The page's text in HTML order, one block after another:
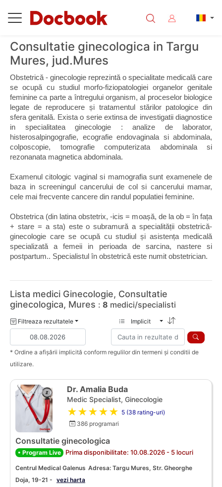
Consultatie ginecologica in Targu
Mures, jud.Mures
Obstetrică - ginecologie reprezintă o specialitate medicală care
se ocupă cu studiul morfo-fiziopatologiei organelor genitale
feminine ca parte a întregului organism, al proceselor biologice
legate de reproducere și tratamentul stărilor patologice din
sfera genitală. Exista o serie extinsa de investigatii diagnostice
in specialitatea ginecologie : analize de laborator,
histerosalpingografie, ecografie endovaginala si abdominala,
colposcopie, tomografie computerizata abdominala si
rezonanata magnetica abdominala.
Examenul citologic vaginal si mamografia sunt examenele de
baza in screeningul cancerului de col si cancerului mamar,
cele mai frecvente cancere din randul populatiei feminine.
Obstetrica (din latina obstetrix, -icis = moașă, de la ob = în fața
+ stare = a sta) este o subramură a specialității obstetrică-
ginecologie care se ocupă cu studiul și asistența medicală
specializată a femeii in perioada de sarcina, nastere si
postpartum.. Specialistul în obstetrică este numit obstetrician.
Lista medici Ginecologie, Consultatie
ginecologica, Mures : 8 medici/specialisti
Filtreaza rezultatele Implicit
* Ordine a afișării implicită conform regulilor din termeni și conditii de
utilizare.
Dr. Amalia Buda
Medic Specialist, Ginecologie
★★★★★ 5 (38 rating-uri)
386 programari
Consultatie ginecologica
• Program Live Prima disponibilitate: 10.08.2026 - 5 locuri
Centrul Medical Galenus Adresa: Targu Mures, Str. Gheorghe
Doja, 19-21 - vezi harta